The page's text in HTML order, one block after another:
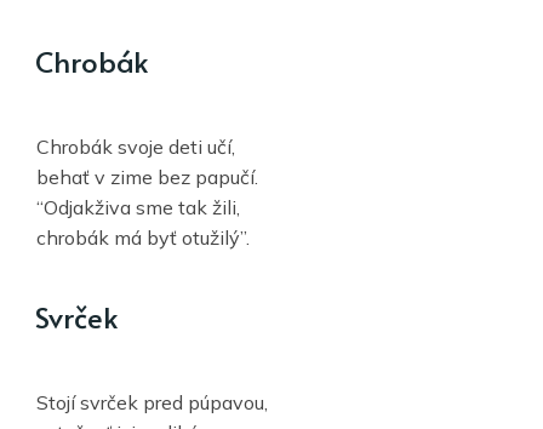
Chrobák
Chrobák svoje deti učí,
behať v zime bez papučí.
“Odjakživa sme tak žili,
chrobák má byť otužilý”.
Svrček
Stojí svrček pred púpavou,